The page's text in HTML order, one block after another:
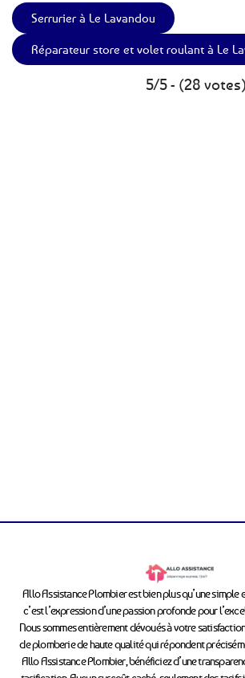
Serrurier à Le Lavandou
Réparateur store et volet roulant à Le
5/5 - (28 votes)
Allo Assistance Plombier est bien plus qu’une simple
c’est l’expression d’une passion profonde pour
Nous sommes entièrement dévoués à votre
de plomberie de haute qualité qui répondent
Allo Assistance Plombier, bénéficiez d’une